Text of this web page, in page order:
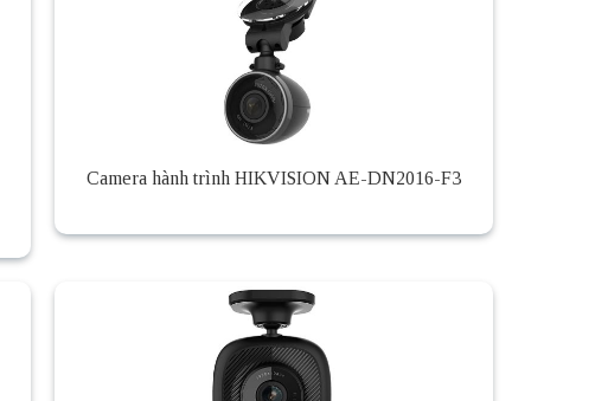
Camera hành trình HIKVISION AE-DN2016-F3